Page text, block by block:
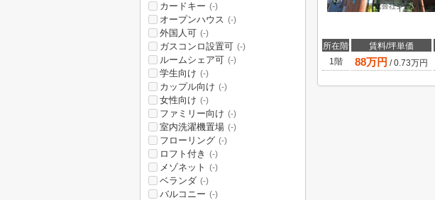
所在階 賃料/坪単価
1階
88万円 /0.73万円
カードキー (-)
オープンハウス (-)
外国人可 (-)
ガスコンロ設置可 (-)
ルームシェア可 (-)
学生向け (-)
カップル向け (-)
女性向け (-)
ファミリー向け (-)
室内洗濯機置場 (-)
フローリング (-)
ロフト付き (-)
メゾネット (-)
ベランダ (-)
バルコニー (-)